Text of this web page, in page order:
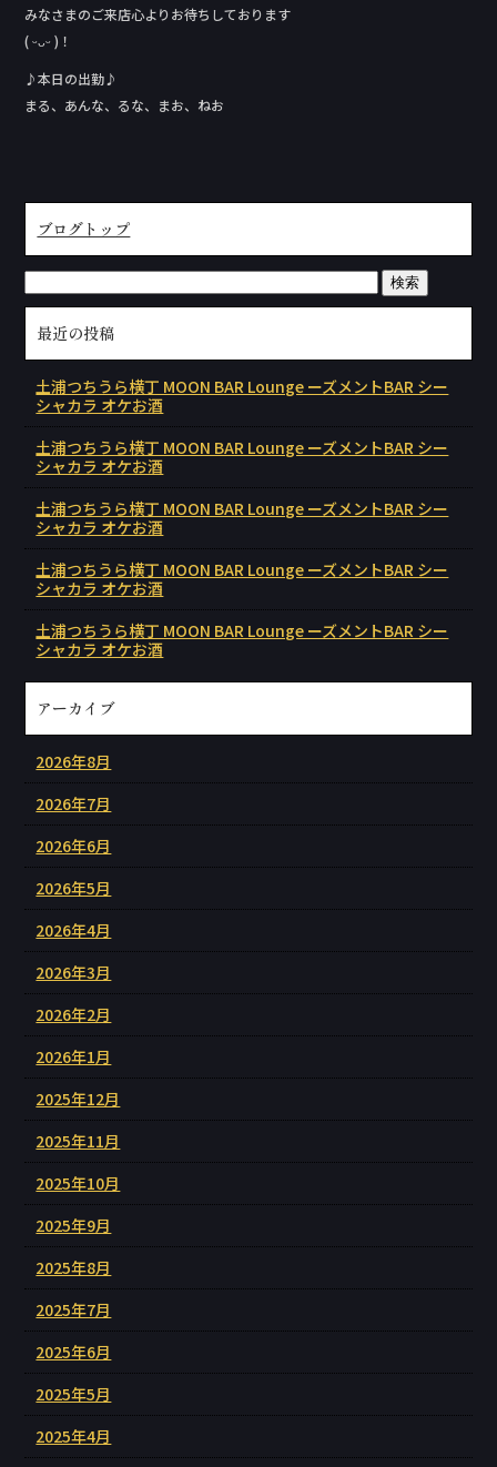
みなさまのご来店心よりお待ちしております
( ᵕᴗᵕ )！
♪本日の出勤♪
まる、あんな、るな、まお、ねお
ブログトップ
最近の投稿
土浦つちうら横丁 MOON BAR Lounge ーズメントBAR シー
シャカラ オケお酒
土浦つちうら横丁 MOON BAR Lounge ーズメントBAR シー
シャカラ オケお酒
土浦つちうら横丁 MOON BAR Lounge ーズメントBAR シー
シャカラ オケお酒
土浦つちうら横丁 MOON BAR Lounge ーズメントBAR シー
シャカラ オケお酒
土浦つちうら横丁 MOON BAR Lounge ーズメントBAR シー
シャカラ オケお酒
アーカイブ
2026年8月
2026年7月
2026年6月
2026年5月
2026年4月
2026年3月
2026年2月
2026年1月
2025年12月
2025年11月
2025年10月
2025年9月
2025年8月
2025年7月
2025年6月
2025年5月
2025年4月